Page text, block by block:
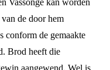
Vassonge kan worden
de door hem
conform de gemaakte
Brod heeft die